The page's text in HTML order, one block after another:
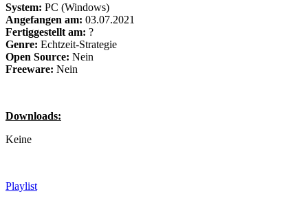
System: PC (Windows)
Angefangen am: 03.07.2021
Fertiggestellt am: ?
Genre: Echtzeit-Strategie
Open Source: Nein
Freeware: Nein
Downloads:
Keine
Playlist